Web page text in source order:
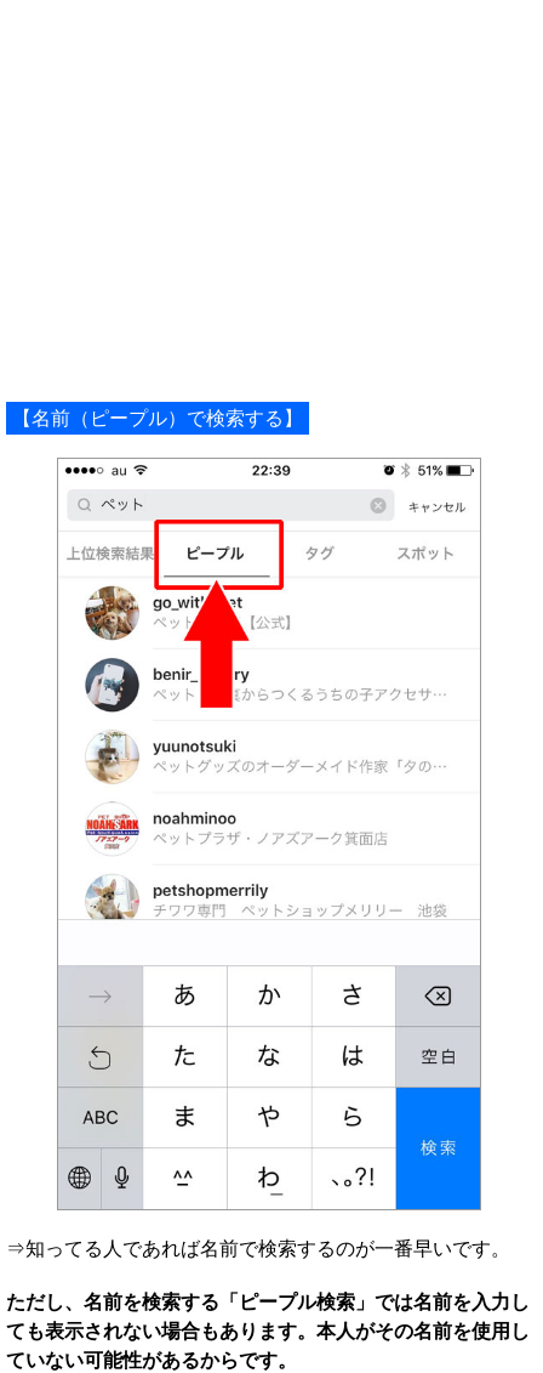
【名前（ピープル）で検索する】
⇒知ってる人であれば名前で検索するのが一番早いです。
ただし、名前を検索する「ピープル検索」では名前を入力し
ても表示されない場合もあります。本人がその名前を使用し
ていない可能性があるからです。